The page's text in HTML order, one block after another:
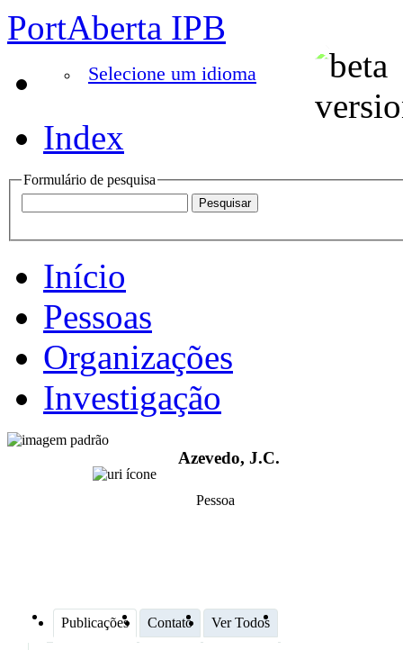
PortAberta IPB
Selecione um idioma
Index
Formulário de pesquisa
Início
Pessoas
Organizações
Investigação
Azevedo, J.C.
Pessoa
Publicações Contato Ver Todos